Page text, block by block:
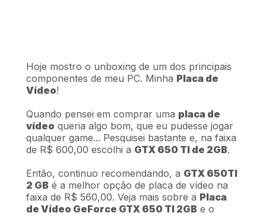
Hoje mostro o unboxing de um dos principais
componentes de meu PC. Minha Placa de
Vídeo!
Quando pensei em comprar uma placa de
vídeo queria algo bom, que eu pudesse jogar
qualquer game... Pesquisei bastante e, na faixa
de R$ 600,00 escolhi a GTX 650 TI de 2GB.
Então, continuo recomendando, a GTX 650TI
2 GB é a melhor opção de placa de vídeo na
faixa de R$ 560,00. Veja mais sobre a Placa
de Vídeo GeForce GTX 650 TI 2GB e o